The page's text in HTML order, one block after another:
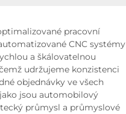
pracovní
CNC systémy
a škálovatelnou
udržujeme konzistenci
objednávky ve všech
jsou automobilový
průmysl a průmyslové